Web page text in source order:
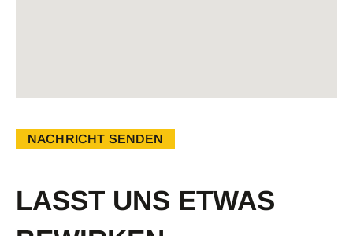
NACHRICHT SENDEN
LASST UNS ETWAS